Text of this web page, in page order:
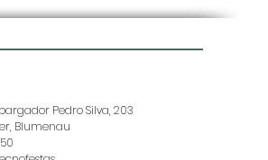
Pedro Silva, 203
Blumenau